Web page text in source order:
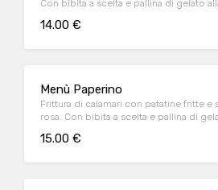
Con bibita a scelta e pallina di gelato
14.00 €
Menù Paperino
Frittura di calamari con patatine fritte e
rosa. Con bibita a scelta e pallina di
15.00 €